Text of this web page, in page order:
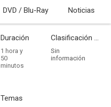
DVD / Blu-Ray Noticias
Duración
1 hora y
50
minutos
Clasificación por edades
Sin
información
Temas